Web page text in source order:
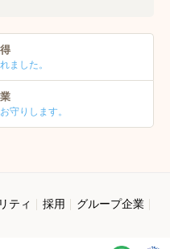
ました。
守りします。
ティ 採用
グループ企業